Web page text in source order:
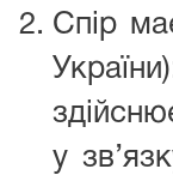
Спір
у